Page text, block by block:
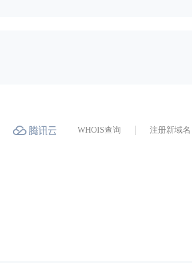
WHOIS查询 注册新域名